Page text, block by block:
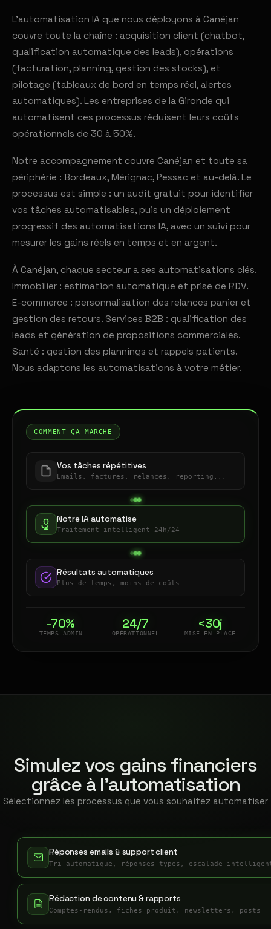
L'automatisation IA que nous déployons à Canéjan
couvre toute la chaîne : acquisition client (chatbot,
qualification automatique des leads), opérations
(facturation, planning, gestion des stocks), et
pilotage (tableaux de bord en temps réel, alertes
automatiques). Les entreprises de la Gironde qui
automatisent ces processus réduisent leurs coûts
opérationnels de 30 à 50%.
Notre accompagnement couvre Canéjan et toute sa
périphérie : Bordeaux, Mérignac, Pessac et au-delà. Le
processus est simple : un audit gratuit pour identifier
vos tâches automatisables, puis un déploiement
progressif des automatisations IA, avec un suivi pour
mesurer les gains réels en temps et en argent.
À Canéjan, chaque secteur a ses automatisations clés.
Immobilier : estimation automatique et prise de RDV.
E-commerce : personnalisation des relances panier et
gestion des retours. Services B2B : qualification des
leads et génération de propositions commerciales.
Santé : gestion des plannings et rappels patients.
Nous adaptons les automatisations à votre métier.
COMMENT ÇA MARCHE
Vos tâches répétitives
Emails, factures, relances, reporting...
Notre IA automatise
Traitement intelligent 24h/24
Résultats automatiques
Plus de temps, moins de coûts
-70%
TEMPS ADMIN
24/7
OPÉRATIONNEL
<30j
MISE EN PLACE
Simulez vos gains financiers
grâce à l'automatisation
Sélectionnez les processus que vous souhaitez automatiser
Réponses emails & support client
Tri automatique, réponses types, escalade
Rédaction de contenu & rapports
Comptes-rendus, fiches produit, newsletters, posts